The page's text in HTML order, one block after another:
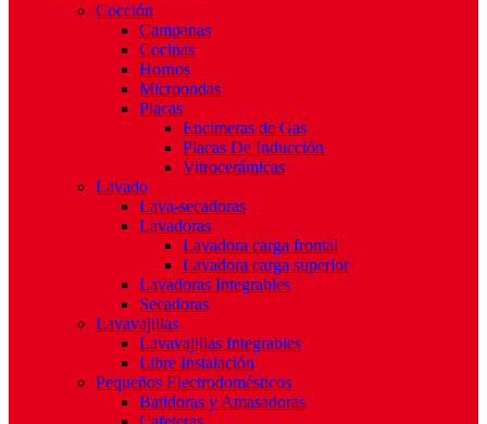
Cocción
Campanas
Cocinas
Hornos
Microondas
Placas
Encimeras de Gas
Placas De Inducción
Vitrocerámicas
Lavado
Lava-secadoras
Lavadoras
Lavadora carga frontal
Lavadora carga superior
Lavadoras Integrables
Secadoras
Lavavajillas
Lavavajillas Integrables
Libre Instalación
Pequeños Electrodomésticos
Batidoras y Amasadoras